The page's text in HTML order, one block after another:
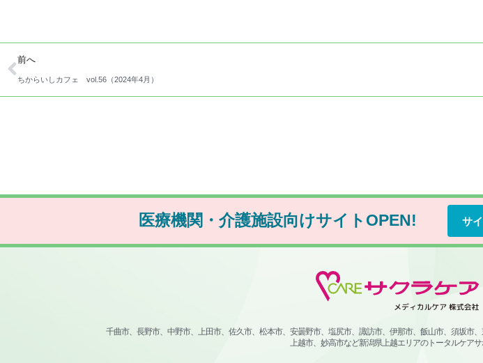
前へ
ちからいしカフェ vol.56（2024年4月）
医療機関・介護施設向けサイトOPEN! サ
千曲市、長野市、中野市、上田市、佐久市、松本市、安曇野市、塩尻市、諏訪市、伊那市、飯山市、須坂市
上越市、妙高市など新潟県上越エリアのトータルケアサ